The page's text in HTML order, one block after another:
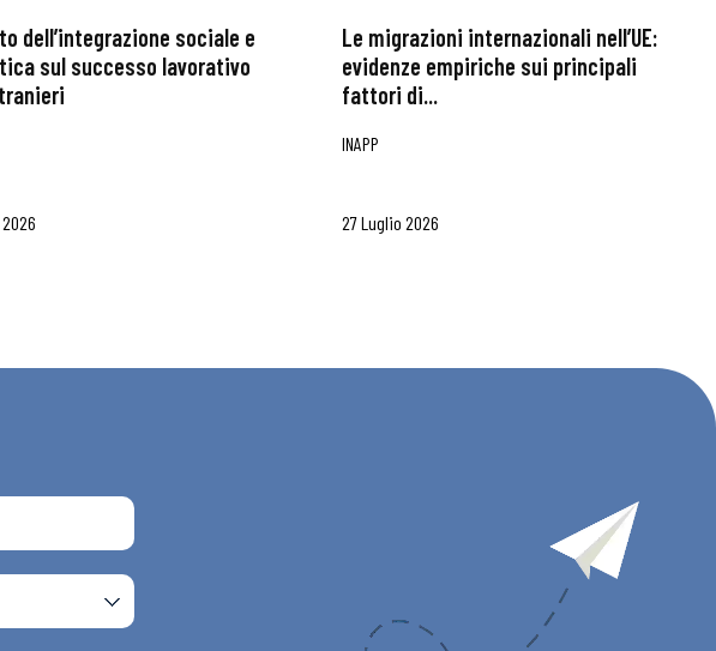
dell’integrazione sociale e
sul successo lavorativo
Le migrazioni internazionali nell’UE:
evidenze empiriche sui principali
fattori di...
INAPP
27 Luglio 2026